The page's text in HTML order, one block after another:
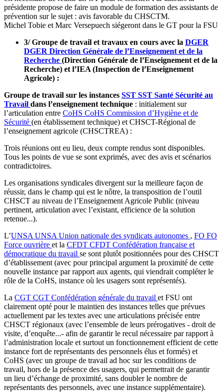
présidente propose de faire un module de formation des assistants de
prévention sur le sujet : avis favorable du CHSCTM.
Michel Tobie et Marc Versepuech siégeront dans le GT pour la FSU
3/ Groupe de travail et travaux en cours avec la DGER
DGER Direction Générale de l’Enseignement et de la
Recherche (Direction Générale de l’Enseignement et de la
Recherche) et l’IEA (Inspection de l’Enseignement
Agricole) :
Groupe de travail sur les instances SST SST Santé Sécurité au
Travail dans l’enseignement technique : initialement sur
l’articulation entre CoHS CoHS Commission d’Hygiène et de
Sécurité (en établissement technique) et CHSCT-Régional de
l’enseignement agricole (CHSCTREA) :
Trois réunions ont eu lieu, deux compte rendus sont disponibles.
Tous les points de vue se sont exprimés, avec des avis et scénarios
contradictoires.
Les organisations syndicales divergent sur la meilleure façon de
réussir, dans le champ qui est le nôtre, la transposition de l’outil
CHSCT au niveau de l’Enseignement Agricole Public (niveau
pertinent, articulation avec l’existant, efficience de la solution
retenue...).
L’UNSA UNSA Union nationale des syndicats autonomes , FO FO
Force ouvrière et la CFDT CFDT Confédération française et
démocratique du travail se sont plutôt positionnées pour des CHSCT
d’établissement (avec pour principal argument la proximité de cette
nouvelle instance par rapport aux agents, qui viendrait compléter le
rôle de la CoHS, instance où les usagers sont représentés).
La CGT CGT Confédération générale du travail et FSU ont
clairement opté pour le maintien des instances telles que prévues
actuellement par les textes avec une articulations précisée entre
CHSCT régionaux (avec l’ensemble de leurs prérogatives - droit de
visite, d’enquête...- afin de garantir le recul nécessaire par rapport à
l’administration locale et surtout un fonctionnement efficient de cette
instance fort de représentants des personnels élus et formés) et
CoHS (avec un groupe de travail ad hoc sur les conditions de
travail, hors de la présence des usagers, qui permettrait de garantir
un lieu d’échange de proximité, sans doubler le nombre de
représentants des personnels, avec une instance supplémentaire).